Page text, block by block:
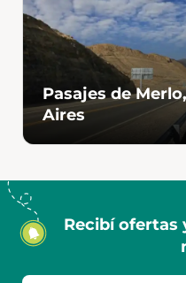
Pasajes de
Aires
Recibí ofertas